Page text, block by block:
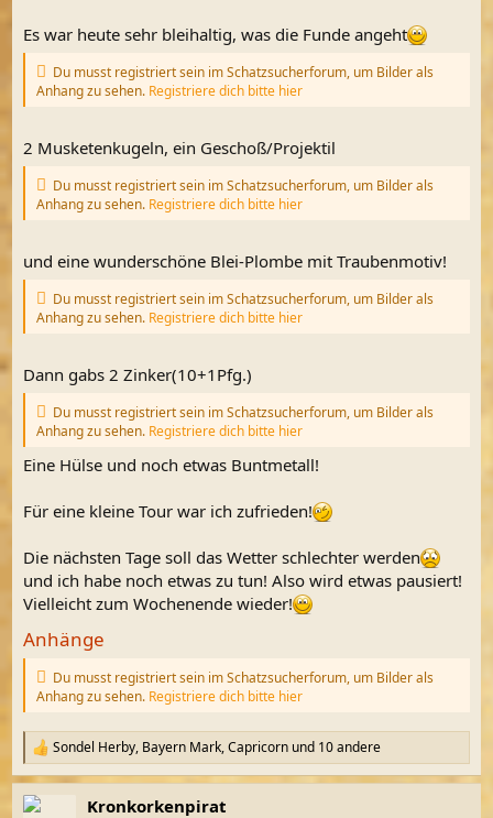
Es war heute sehr bleihaltig, was die Funde angeht
Du musst registriert sein im Schatzsucherforum, um Bilder als
Anhang zu sehen. Registriere dich bitte hier
2 Musketenkugeln, ein Geschoß/Projektil
Du musst registriert sein im Schatzsucherforum, um Bilder als
Anhang zu sehen. Registriere dich bitte hier
und eine wunderschöne Blei-Plombe mit Traubenmotiv!
Du musst registriert sein im Schatzsucherforum, um Bilder als
Anhang zu sehen. Registriere dich bitte hier
Dann gabs 2 Zinker(10+1Pfg.)
Du musst registriert sein im Schatzsucherforum, um Bilder als
Anhang zu sehen. Registriere dich bitte hier
Eine Hülse und noch etwas Buntmetall!
Für eine kleine Tour war ich zufrieden!
Die nächsten Tage soll das Wetter schlechter werden
und ich habe noch etwas zu tun! Also wird etwas pausiert!
Vielleicht zum Wochenende wieder!
Anhänge
Du musst registriert sein im Schatzsucherforum, um Bilder als
Anhang zu sehen. Registriere dich bitte hier
R
e
a
k
Sondel Herby, Bayern Mark,Capricorn und 10 andere
Kronkorkenpirat